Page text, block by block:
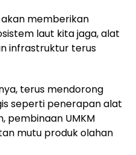
akan memberikan
laut kita jaga, alat
infrastruktur terus
terus mendorong
seperti penerapan alat
pembinaan UMKM
mutu produk olahan